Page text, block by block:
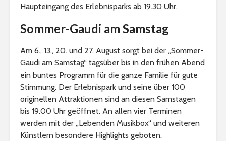
Haupteingang des Erlebnisparks ab 19.30 Uhr.
Sommer-Gaudi am Samstag
Am 6., 13., 20. und 27. August sorgt bei der „Sommer-
Gaudi am Samstag“ tagsüber bis in den frühen Abend
ein buntes Programm für die ganze Familie für gute
Stimmung. Der Erlebnispark und seine über 100
originellen Attraktionen sind an diesen Samstagen
bis 19.00 Uhr geöffnet. An allen vier Terminen
werden mit der „Lebenden Musikbox“ und weiteren
Künstlern besondere Highlights geboten.